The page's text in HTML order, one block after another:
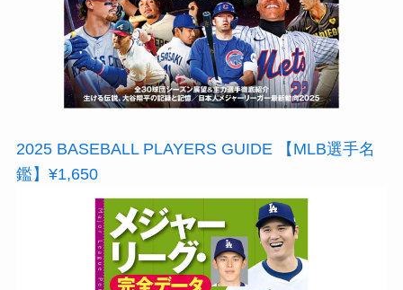
2025 BASEBALL PLAYERS GUIDE 【MLB選手名
鑑】¥1,650